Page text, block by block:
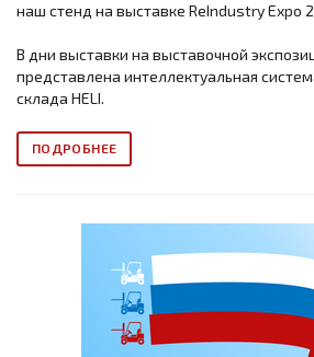
наш стенд на выставке ReIndustry Expo
В дни выставки на выставочной
представлена интеллектуальная
склада HELI.
ПОДРОБНЕЕ